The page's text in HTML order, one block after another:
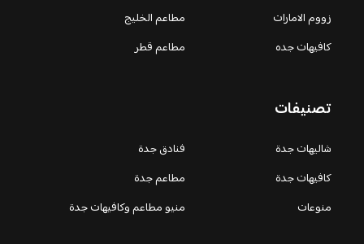
زووم الامارات
مطاعم الخليج
كافيهات جده
مطاعم قطر
تصنيفات
شاليهات جدة
فنادق جدة
كافيهات جدة
مطاعم جدة
منوعات
منيو مطاعم وكافيهات جدة